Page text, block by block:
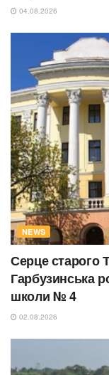
04.08.2026
NEWS
Серце старого
Гарбузинська
школи № 4
02.08.2026